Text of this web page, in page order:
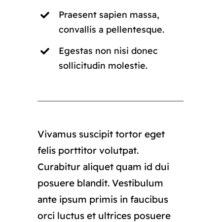
Praesent sapien massa,
convallis a pellentesque.
Egestas non nisi donec
sollicitudin molestie.
Vivamus suscipit tortor eget
felis porttitor volutpat.
Curabitur aliquet quam id dui
posuere blandit. Vestibulum
ante ipsum primis in faucibus
orci luctus et ultrices posuere